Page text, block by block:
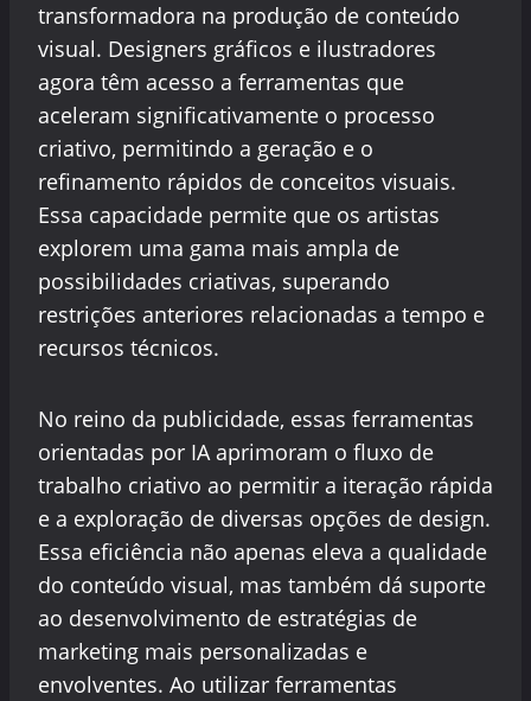
transformadora na produção de conteúdo
visual. Designers gráficos e ilustradores
agora têm acesso a ferramentas que
aceleram significativamente o processo
criativo, permitindo a geração e o
refinamento rápidos de conceitos visuais.
Essa capacidade permite que os artistas
explorem uma gama mais ampla de
possibilidades criativas, superando
restrições anteriores relacionadas a tempo e
recursos técnicos.
No reino da publicidade, essas ferramentas
orientadas por IA aprimoram o fluxo de
trabalho criativo ao permitir a iteração rápida
e a exploração de diversas opções de design.
Essa eficiência não apenas eleva a qualidade
do conteúdo visual, mas também dá suporte
ao desenvolvimento de estratégias de
marketing mais personalizadas e
envolventes. Ao utilizar ferramentas